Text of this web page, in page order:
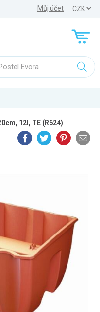
Můj účet
12l, TE (R624)